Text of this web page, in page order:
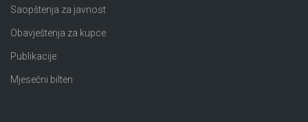
Saopštenja za javnost
Obavještenja za kupce
Publikacije
Mjesečni bilten